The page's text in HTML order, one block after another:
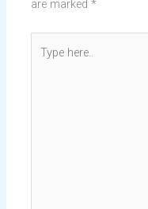
are marked*
here..